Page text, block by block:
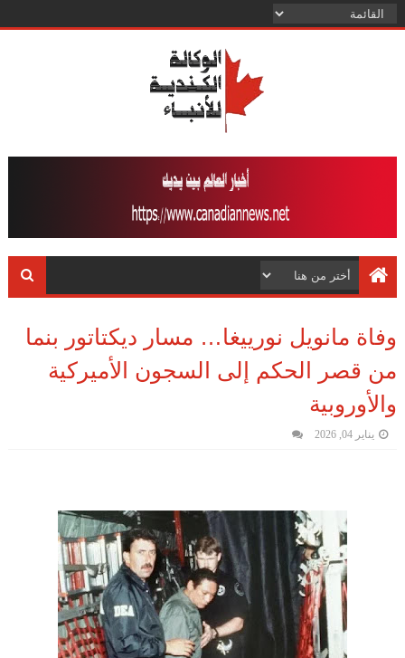
وفاة مانويل نورييغا… مسار ديكتاتور بنما
من قصر الحكم إلى السجون الأميركية
والأوروبية
يناير 04, 2026